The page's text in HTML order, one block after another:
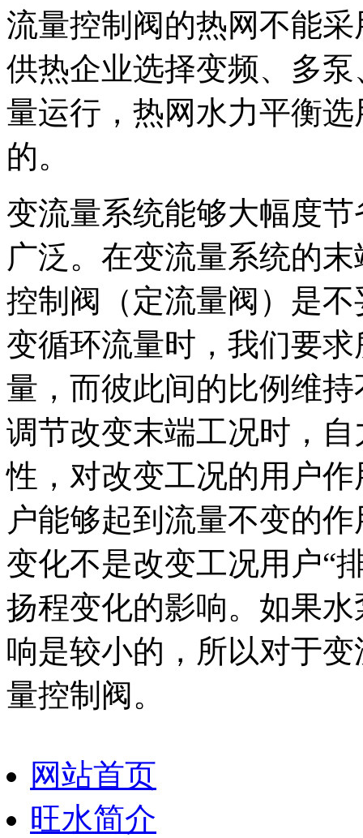
流量控制阀的热网不能
供热企业选择变频、多
量运行，热网水力平衡
的。
变流量系统能够大幅度
广泛。在变流量系统的
控制阀（定流量阀）是
变循环流量时，我们要
量，而彼此间的比例维
调节改变末端工况时，
性，对改变工况的用户
户能够起到流量不变的
变化不是改变工况用户“
扬程变化的影响。如果
响是较小的，所以对于
量控制阀。
网站首页
旺水简介